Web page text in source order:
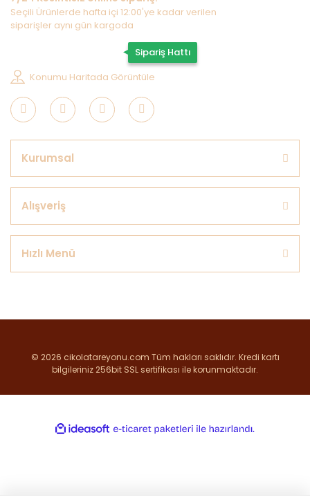
Seçili Ürünlerde hafta içi 12:00'ye kadar verilen
siparişler aynı gün kargoda
Sipariş Hattı
Konumu Haritada Görüntüle
Kurumsal
Alışveriş
Hızlı Menü
© 2026 cikolatareyonu.com Tüm hakları saklıdır. Kredi kartı
bilgileriniz 256bit SSL sertifikası ile korunmaktadır.
ideasoft
e-